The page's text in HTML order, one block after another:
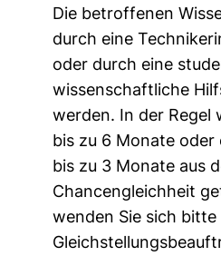
Die betroffenen
durch eine
oder durch eine
wissenschaftliche
werden. In der Regel
bis zu 6 Monate
bis zu 3 Monate aus
Chancengleichheit
wenden Sie sich bitte